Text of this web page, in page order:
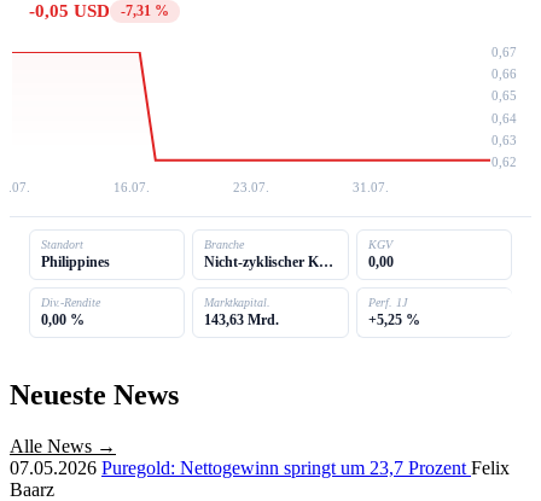
-0,05 USD -7,31 %
0,67
0,66
0,65
0,64
0,63
0,62
16.07. 23.07. 31.07.
Standort
Philippines
Branche
Nicht-zyklischer Konsum
KGV
0,00
Div.-Rendite
0,00 %
Marktkapital.
143,63 Mrd.
Perf. 1J
+5,25 %
Neueste News
Alle News →
07.05.2026 Puregold: Nettogewinn springt um 23,7 Prozent Felix
Baarz